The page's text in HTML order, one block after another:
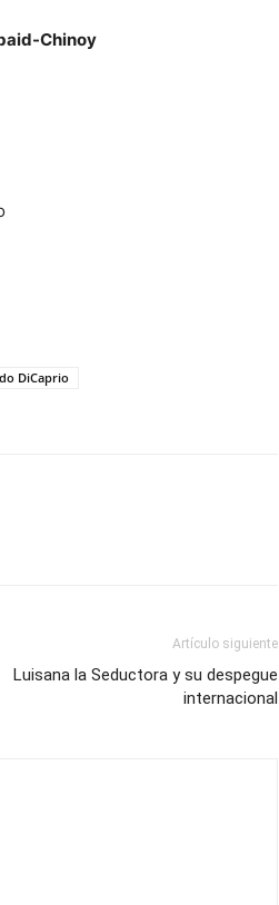
Chinoy
DiCaprio
Artículo siguiente
Luisana la Seductora y su despegue
internacional